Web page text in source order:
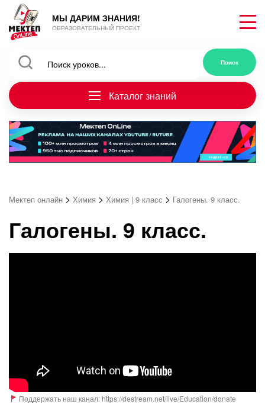
МЫ ДАРИМ ЗНАНИЯ!
ОБРАЗОВАТЕЛЬНЫЙ ПРОЕКТ
Каталог знаний
Мектеп онлайн > Химия > Химия | 9 класс > Галогены. 9 класс.
Галогены. 9 класс.
Поддержать наш канал: https://destream.net/live/Education/donate